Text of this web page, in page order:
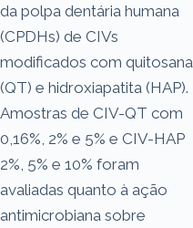
da polpa dentária humana
(CPDHs) de CIVs
modificados com quitosana
(QT) e hidroxiapatita (HAP).
Amostras de CIV-QT com
0,16%, 2% e 5% e CIV-HAP
2%, 5% e 10% foram
avaliadas quanto à ação
antimicrobiana sobre